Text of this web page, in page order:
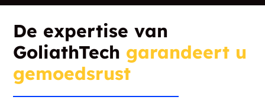
De expertise van
GoliathTech garandeert u
gemoedsrust